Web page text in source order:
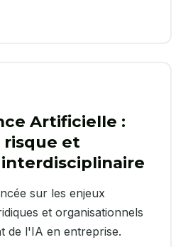
Artificielle :
risque et
sur les enjeux
et organisationnels
de l'IA en entreprise.